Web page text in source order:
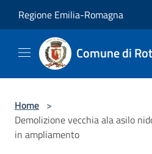
Regione Emilia-Romagna
Comune di
Home >
Demolizione vecchia ala asilo
in ampliamento